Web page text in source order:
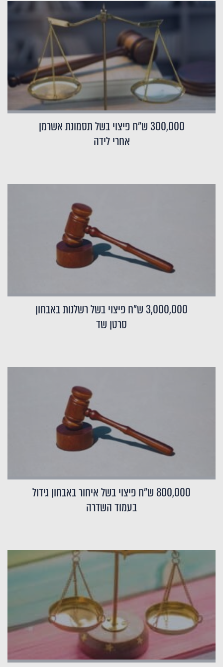
300,000 ש"ח פיצוי בשל תסמונת אשרמן
אחרי לידה
3,000,000 ש"ח פיצוי בשל רשלנות באבחון
סרטן שד
800,000 ש"ח פיצוי בשל איחור באבחון גידול
בעמוד השדרה